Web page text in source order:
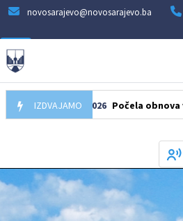
novosarajevo@novosarajevo.ba
IZDVAJAMO
05.08.2026 Počela obnova